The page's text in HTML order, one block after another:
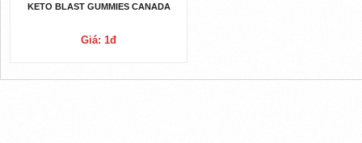
KETO BLAST GUMMIES CANADA
Giá: 1đ